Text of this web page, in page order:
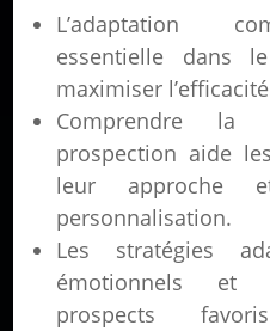
L’adaptation
essentielle dans
maximiser
Comprendre la
prospection aide
leur approche
personnalisation.
Les stratégies
émotionnels et
prospects